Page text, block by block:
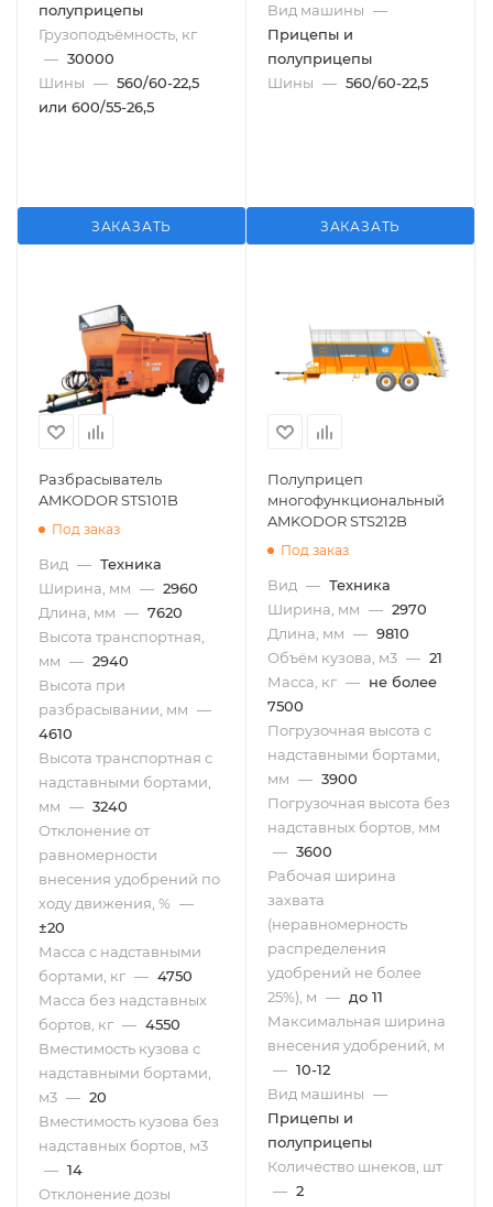
полуприцепы
Грузоподъёмность, кг
— 30000
Шины — 560/60-22,5
или 600/55-26,5
ЗАКАЗАТЬ
Вид машины —
Прицепы и
полуприцепы
Шины — 560/60-22,5
ЗАКАЗАТЬ
Разбрасыватель
AMKODOR STS101B
Под заказ
Вид — Техника
Ширина, мм — 2960
Длина, мм — 7620
Высота транспортная,
мм — 2940
Высота при
разбрасывании, мм —
4610
Высота транспортная с
надставными бортами,
мм — 3240
Отклонение от
равномерности
внесения удобрений по
ходу движения, % —
±20
Масса с надставными
бортами, кг — 4750
Масса без надставных
бортов, кг — 4550
Вместимость кузова с
надставными бортами,
м3 — 20
Вместимость кузова без
надставных бортов, м3
— 14
Отклонение дозы
Полуприцеп
многофункциональный
AMKODOR STS212B
Под заказ
Вид — Техника
Ширина, мм — 2970
Длина, мм — 9810
Объём кузова, м3 — 21
Масса, кг — не более
7500
Погрузочная высота с
надставными бортами,
мм — 3900
Погрузочная высота без
надставных бортов, мм
— 3600
Рабочая ширина
захвата
(неравномерность
распределения
удобрений не более
25%), м — до 11
Максимальная ширина
внесения удобрений, м
— 10-12
Вид машины —
Прицепы и
полуприцепы
Количество шнеков, шт
— 2